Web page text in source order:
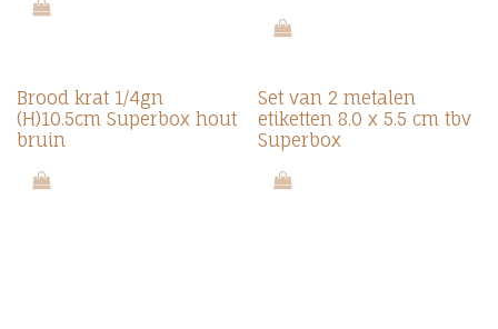
Brood krat 1/4gn
(H)10.5cm Superbox hout
bruin
Set van 2 metalen
etiketten 8.0 x 5.5 cm tbv
Superbox